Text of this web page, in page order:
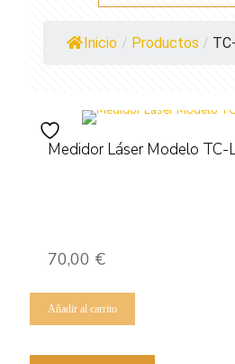
Inicio / Productos /
Medidor Láser Modelo TC-
70,00 €
Añadir al carrito